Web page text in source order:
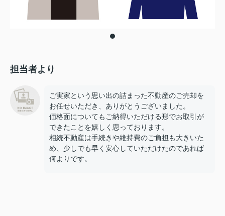
担当者より
ご実家という思い出の詰まった不動産のご売却を
お任せいただき、ありがとうございました。
価格面についてもご納得いただける形でお取引が
できたことを嬉しく思っております。
相続不動産は手続きや維持費のご負担も大きいた
め、少しでも早く安心していただけたのであれば
何よりです。